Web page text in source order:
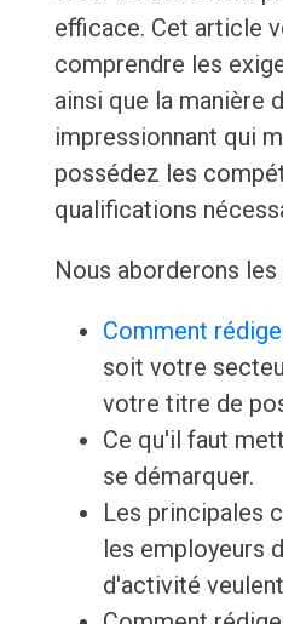
efficace. Cet article
comprendre les
ainsi que la manière
impressionnant qui
possédez les
qualifications
Nous aborderons
Comment
soit votre
votre titre de
Ce qu'il faut
se démarquer.
Les principales
les employeurs
d'activité